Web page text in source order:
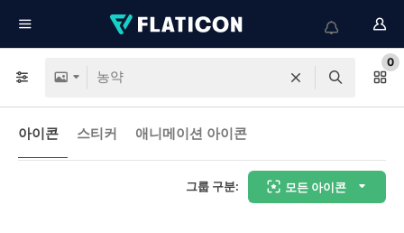
0
아이콘 스티커 애니메이션 아이콘
그룹 구분: 모든 아이콘